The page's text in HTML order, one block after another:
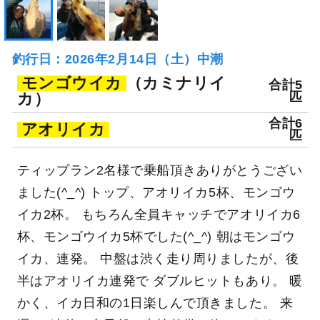
釣行日：2026年2月14日（土）中潮
モンゴウイカ
（カミナリイ
カ）
合計5
匹
アオリイカ
合計6
匹
ティップラン2名様で乗船頂きありがとうござい
ました(^_^) トップ、アオリイカ5杯、モンゴウ
イカ2杯。 もちろん全員キャッチでアオリイカ6
杯、モンゴウイカ5杯でした(^_^) 朝はモンゴウ
イカ、連発。 中盤は渋く走り周りましたが、後
半はアオリイカ連発で ダブルヒットもあり。 暖
かく、イカ日和の1日楽しんで頂きました。 来